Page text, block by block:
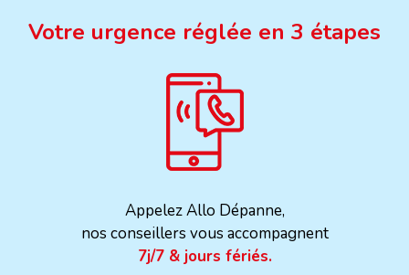
Votre urgence réglée en 3 étapes
Appelez Allo Dépanne,
nos conseillers vous accompagnent
7j/7 & jours fériés.